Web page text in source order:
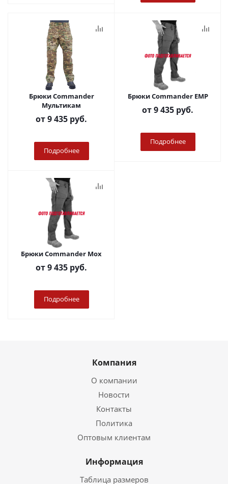
Брюки Commander
Мультикам
от9 435 руб.
Подробнее
Брюки Commander ЕМР
от9 435 руб.
Подробнее
Брюки Commander Мох
от9 435 руб.
Подробнее
Компания
О компании
Новости
Контакты
Политика
Оптовым клиентам
Информация
Таблица размеров